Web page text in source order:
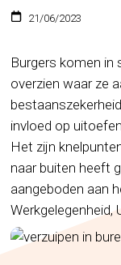
21/06/2023
Burgers komen in
overzien waar ze
invloed op
Het zijn
naar buiten heeft
aangeboden aan
Werkgelegenheid,